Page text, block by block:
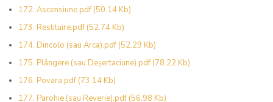
172. Ascensiune.pdf (50.14 Kb)
173. Restituire.pdf (52.74 Kb)
174. Dincolo (sau Arca).pdf (52.29 Kb)
175. Plângere (sau Deșertaciune).pdf (78.22 Kb)
176. Povara.pdf (73.14 Kb)
177. Parohie (sau Reverie).pdf (56.98 Kb)